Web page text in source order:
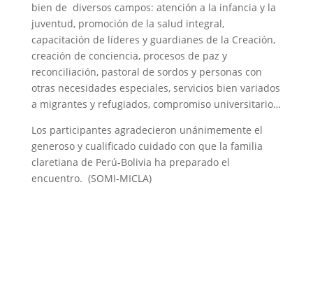
bien de diversos campos: atención a la infancia y la
juventud, promoción de la salud integral,
capacitación de líderes y guardianes de la Creación,
creación de conciencia, procesos de paz y
reconciliación, pastoral de sordos y personas con
otras necesidades especiales, servicios bien variados
a migrantes y refugiados, compromiso universitario…
Los participantes agradecieron unánimemente el
generoso y cualificado cuidado con que la familia
claretiana de Perú-Bolivia ha preparado el
encuentro. (SOMI-MICLA)